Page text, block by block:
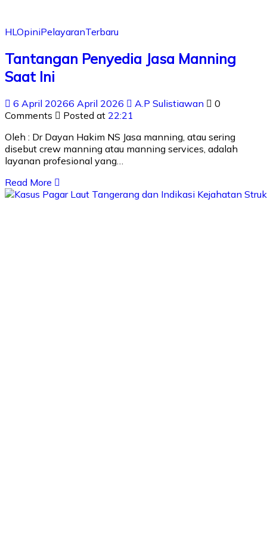
HL OpiniPelayaranTerbaru
Tantangan Penyedia Jasa Manning
Saat Ini
6 April 20266 April 2026 A.P Sulistiawan
0
Comments
Posted at 22:21
Oleh : Dr Dayan Hakim NS Jasa manning, atau sering
disebut crew manning atau manning services, adalah
layanan profesional yang…
Read More